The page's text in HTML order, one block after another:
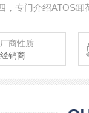
，专门介绍ATOS
厂商性质
经销商